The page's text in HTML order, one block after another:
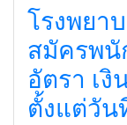
โรงพยา
สมัครพนั
อัตรา เ
ตั้งแต่วัน